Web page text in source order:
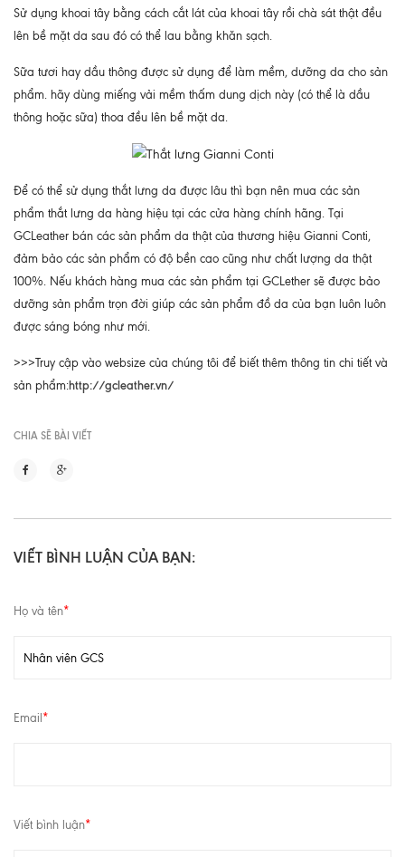
Sử dụng khoai tây bằng cách cắt lát của khoai tây rồi chà sát thật đều
lên bề mặt da sau đó có thể lau bằng khăn sạch.
Sữa tươi hay dầu thông được sử dụng để làm mềm, dưỡng da cho sản
phẩm. hãy dùng miếng vải mềm thấm dung dịch này (có thể là dầu
thông hoặc sữa) thoa đều lên bề mặt da.
Để có thể sử dụng thắt lưng da được lâu thì bạn nên mua các sản
phẩm thắt lưng da hàng hiệu tại các cửa hàng chính hãng. Tại
GCLeather bán các sản phẩm da thật của thương hiệu Gianni Conti,
đảm bảo các sản phẩm có độ bền cao cũng như chất lượng da thật
100%. Nếu khách hàng mua các sản phẩm tại GCLether sẽ được bảo
dưỡng sản phẩm trọn đời giúp các sản phẩm đồ da của bạn luôn luôn
được sáng bóng như mới.
>>>Truy cập vào websize của chúng tôi để biết thêm thông tin chi tiết và
sản phẩm:http://gcleather.vn/
CHIA SẼ BÀI VIẾT
VIẾT BÌNH LUẬN CỦA BẠN:
Họ và tên*
Email *
Viết bình luận*